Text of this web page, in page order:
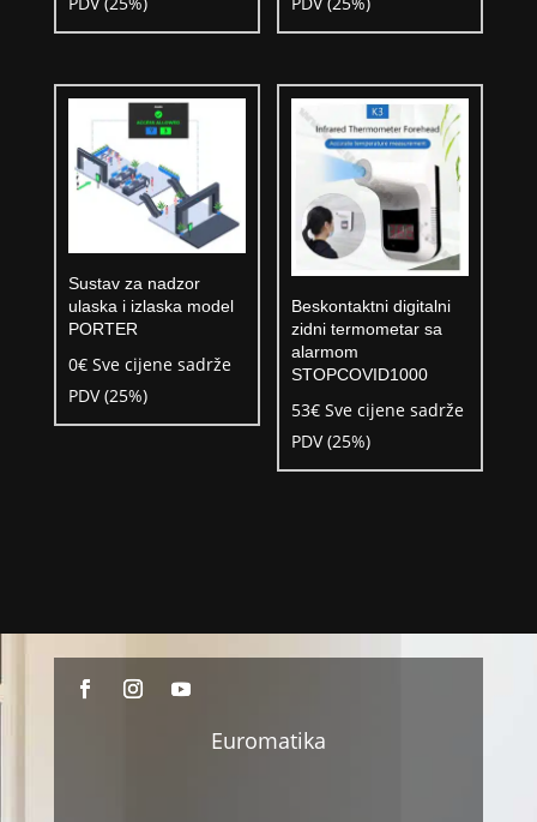
Sustav za nadzor
ulaska i izlaska model
PORTER
0€ Sve cijene sadrže
PDV (25%)
Beskontaktni digitalni
zidni termometar sa
alarmom
STOPCOVID1000
53€ Sve cijene sadrže
PDV (25%)
Euromatika